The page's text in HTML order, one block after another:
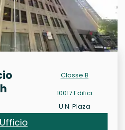
Classe B
10017 Edifici
U.N. Plaza
Ufficio